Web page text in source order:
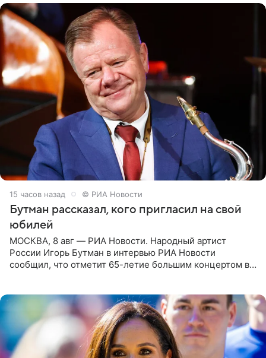
15 часов назад © РИА Новости
Бутман рассказал, кого пригласил на свой
юбилей
МОСКВА, 8 авг — РИА Новости. Народный артист
России Игорь Бутман в интервью РИА Новости
сообщил, что отметит 65-летие большим концертом в